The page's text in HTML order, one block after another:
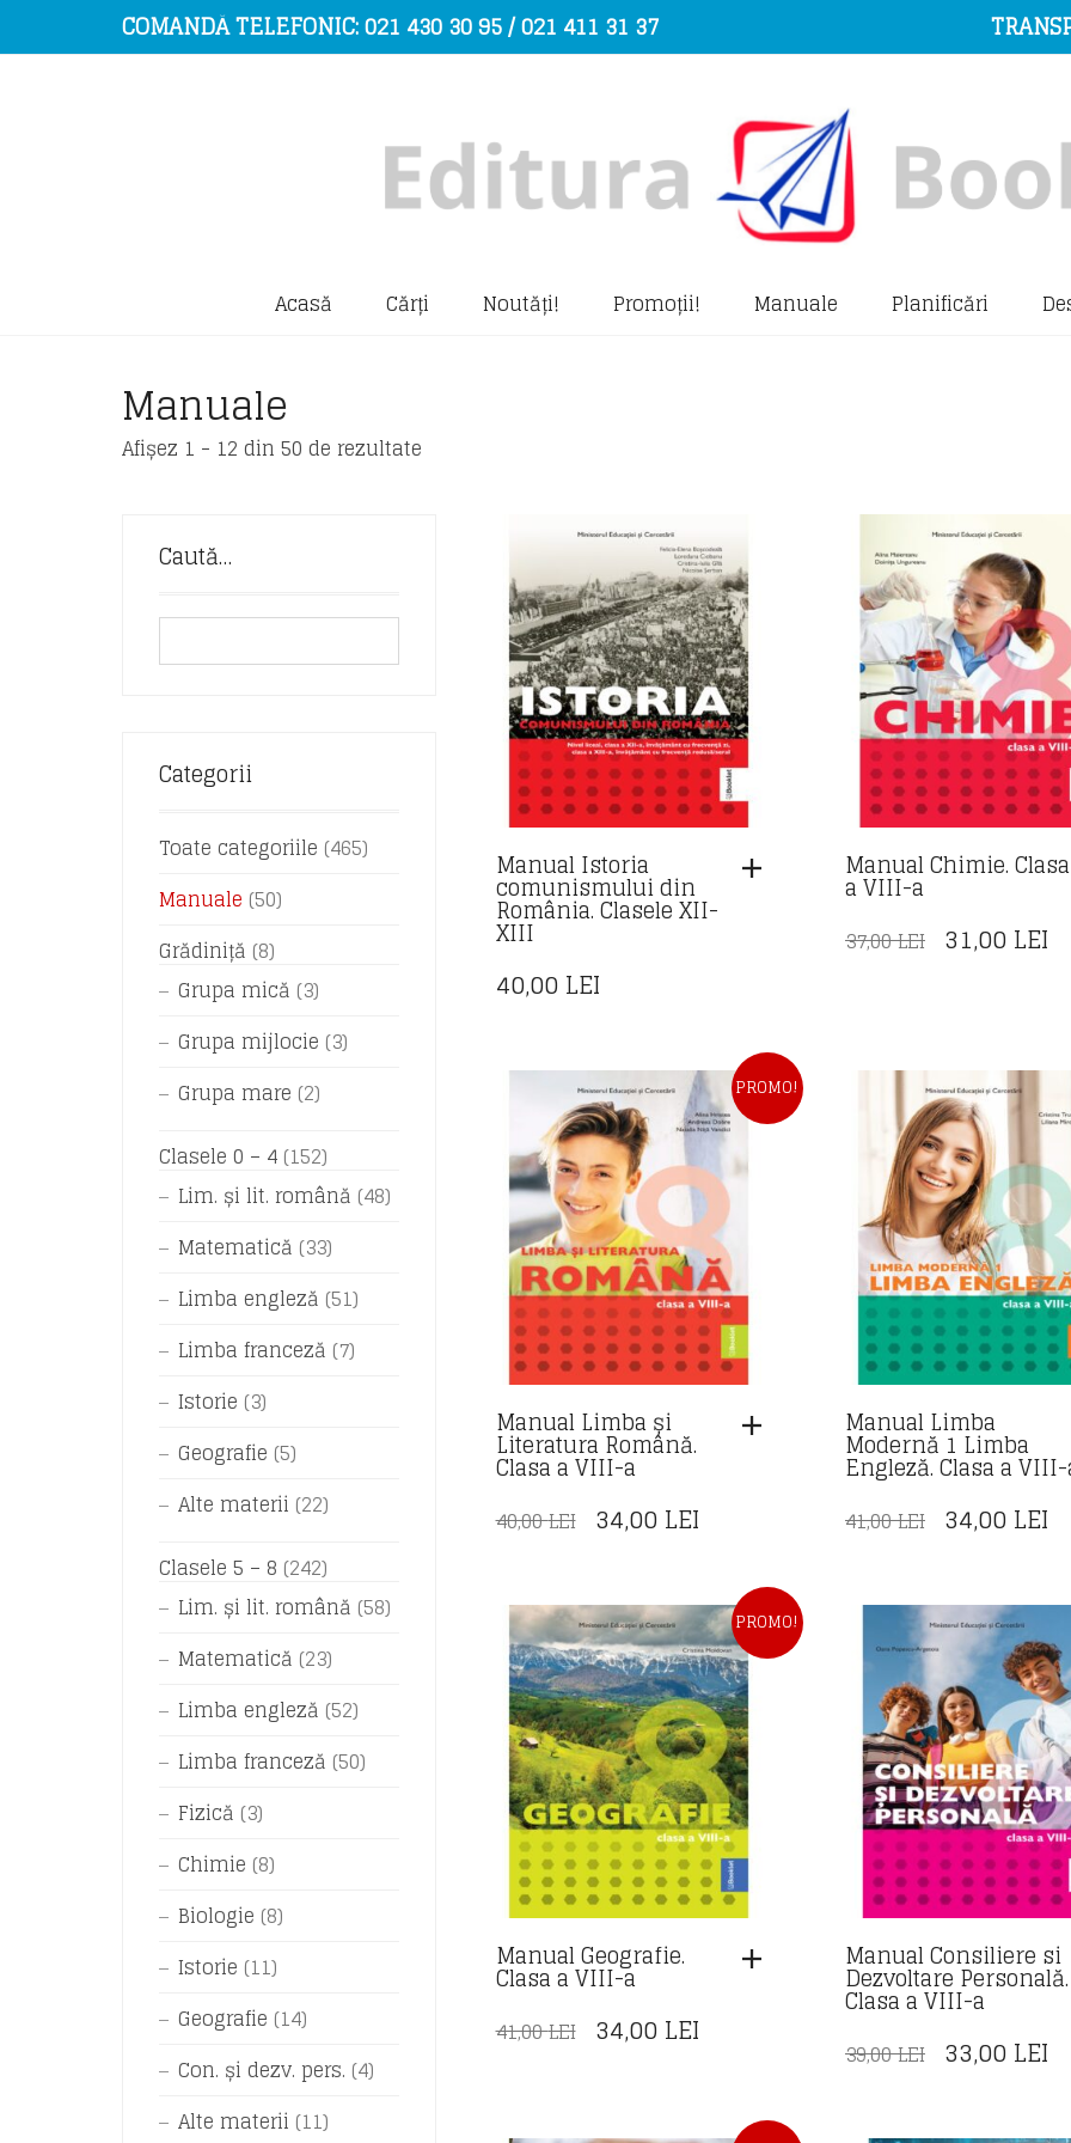
COMANDĂ TELEFONIC: 021 430 30 95 / 021 411 31 37
Acasă Cărți Noutăți! Promoții! Manuale Planificări
Manuale
Afișez 1 - 12 din 50 de rezultate
Manual Istoria
comunismului din
România. Clasele XII-
XIII
40,00 LEI
Manual Chimie. Clasa
a VIII-a
37,00LEI PREȚUL
37,00 LEI.
31,00 LEI
PROMO!
Manual Limba și
Literatura Română.
Clasa a VIII-a
40,00LEI PREȚUL
FOST:
40,00 LEI.
34,00 LEIPREȚUL
ESTE:
34,00 LEI.
Manual Limba
Modernă 1 Limba
Engleză. Clasa a
41,00LEI PREȚUL
FOST:
41,00 LEI.
34,00 LEI
PROMO!
Manual Geografie.
Clasa a VIII-a
41,00LEI PREȚUL
FOST:
34,00 LEIPREȚUL
34,00 LEI.
Manual Consiliere si
Dezvoltare Personală.
Clasa a VIII-a
39,00LEI PREȚUL
33,00 LEI
Caută…
Categorii
Toate categoriile (465)
Manuale (50)
Grădiniță (8)
Grupa mică (3)
Grupa mijlocie (3)
Grupa mare (2)
Clasele 0 – 4 (152)
Lim. și lit. română (48)
Matematică (33)
Limba engleză (51)
Limba franceză (7)
Istorie (3)
Geografie (5)
Alte materii (22)
Clasele 5 – 8 (242)
Lim. și lit. română (58)
Matematică (23)
Limba engleză (52)
Limba franceză (50)
Fizică (3)
Chimie (8)
Biologie (8)
Istorie (11)
Geografie (14)
Con. și dezv. pers. (4)
Alte materii (11)